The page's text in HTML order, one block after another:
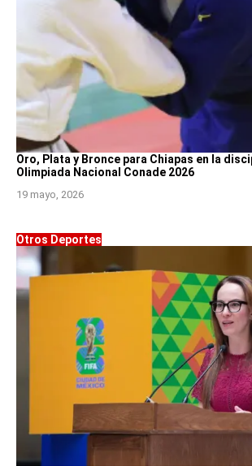
Oro, Plata y Bronce para Chiapas en la
Olimpiada Nacional Conade 2026
19 mayo, 2026
Otros Deportes